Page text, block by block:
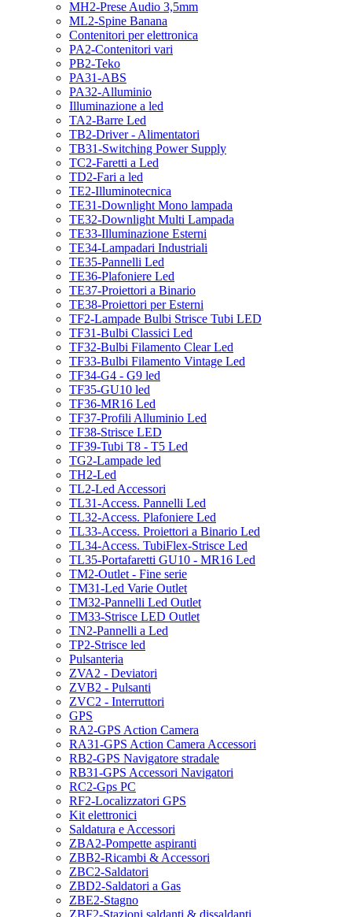
MH2-Prese Audio 3,5mm
ML2-Spine Banana
Contenitori per elettronica
PA2-Contenitori vari
PB2-Teko
PA31-ABS
PA32-Alluminio
Illuminazione a led
TA2-Barre Led
TB2-Driver - Alimentatori
TB31-Switching Power Supply
TC2-Faretti a Led
TD2-Fari a led
TE2-Illuminotecnica
TE31-Downlight Mono lampada
TE32-Downlight Multi Lampada
TE33-Illuminazione Esterni
TE34-Lampadari Industriali
TE35-Pannelli Led
TE36-Plafoniere Led
TE37-Proiettori a Binario
TE38-Proiettori per Esterni
TF2-Lampade Bulbi Strisce Tubi LED
TF31-Bulbi Classici Led
TF32-Bulbi Filamento Clear Led
TF33-Bulbi Filamento Vintage Led
TF34-G4 - G9 led
TF35-GU10 led
TF36-MR16 Led
TF37-Profili Alluminio Led
TF38-Strisce LED
TF39-Tubi T8 - T5 Led
TG2-Lampade led
TH2-Led
TL2-Led Accessori
TL31-Access. Pannelli Led
TL32-Access. Plafoniere Led
TL33-Access. Proiettori a Binario Led
TL34-Access. TubiFlex-Strisce Led
TL35-Portafaretti GU10 - MR16 Led
TM2-Outlet - Fine serie
TM31-Led Varie Outlet
TM32-Pannelli Led Outlet
TM33-Strisce LED Outlet
TN2-Pannelli a Led
TP2-Strisce led
Pulsanteria
ZVA2 - Deviatori
ZVB2 - Pulsanti
ZVC2 - Interruttori
GPS
RA2-GPS Action Camera
RA31-GPS Action Camera Accessori
RB2-GPS Navigatore stradale
RB31-GPS Accessori Navigatori
RC2-Gps PC
RF2-Localizzatori GPS
Kit elettronici
Saldatura e Accessori
ZBA2-Pompette aspiranti
ZBB2-Ricambi & Accessori
ZBC2-Saldatori
ZBD2-Saldatori a Gas
ZBE2-Stagno
ZBF2-Stazioni saldanti & dissaldanti